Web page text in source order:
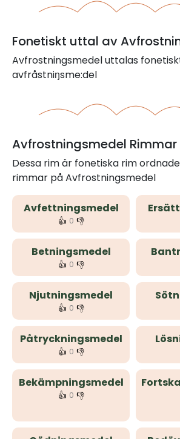
Fonetiskt uttal av
Avfrostningsmedel uttalas
avfråstniŋsme:del
Avfrostningsmedel Rimmar
Dessa rim är fonetiska rim
rimmar på Avfrostningsmedel
Avfettningsmedel
👍 0 👎
Betningsmedel
👍 0 👎
Njutningsmedel
👍 0 👎
Påtryckningsmedel
👍 0 👎
Bekämpningsmedel
👍 0 👎